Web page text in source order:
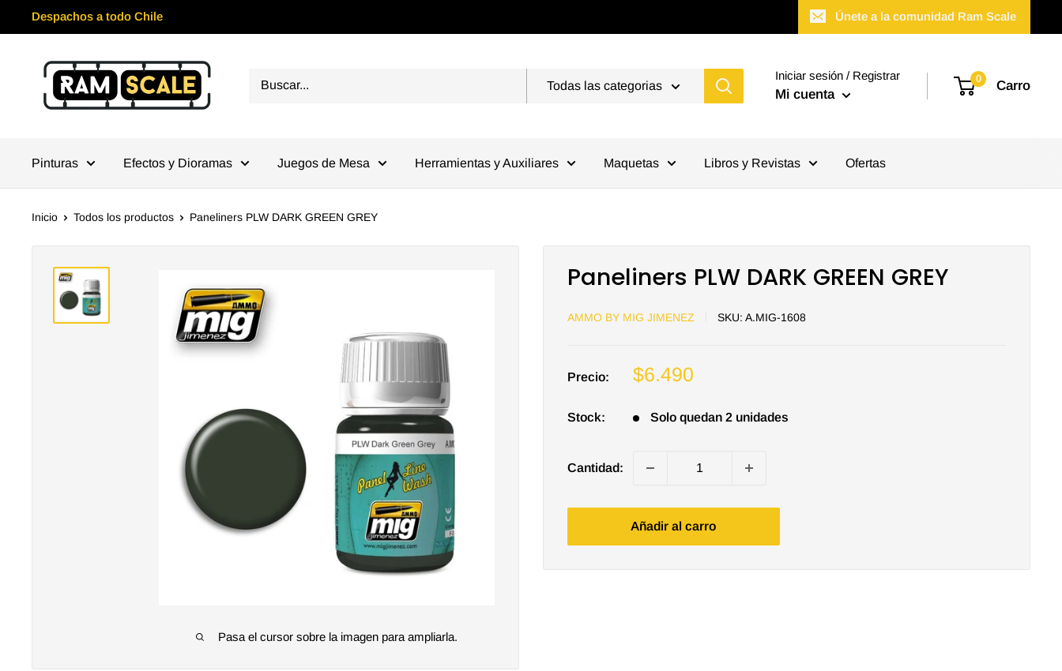
directamente
contenido
Despachos a todo Chile Únete a la comunidad Ram Scale
Ramscale
Todas las categorias
Iniciar sesión / Registrar
Mi cuenta
0 Carro
Pinturas Efectos y Dioramas Juegos de Mesa Herramientas y Auxiliares Maquetas Libros y Revistas Ofertas
Inicio Todos los productos Paneliners PLW DARK GREEN GREY
Pasa el cursor sobre la imagen para ampliarla.
Paneliners PLW DARK GREEN GREY
AMMO BY MIG JIMENEZ SKU: A.MIG-1608
Precio:
Precio
venta
$6.490
Stock: Solo quedan 2 unidades
Cantidad:
Añadir al carro